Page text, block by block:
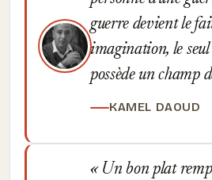
guerre devient le
imagination, le
possède un champ
KAMEL DAOUD
Un bon plat